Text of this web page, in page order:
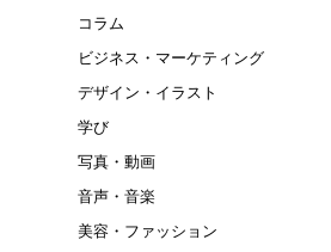
コラム
ビジネス・マーケティング
デザイン・イラスト
学び
写真・動画
音声・音楽
美容・ファッション